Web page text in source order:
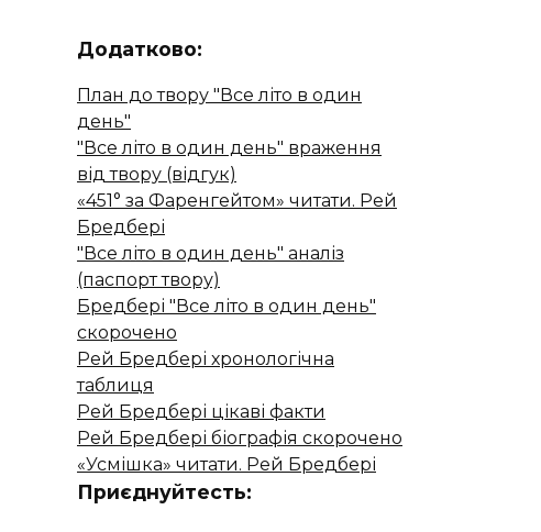
Додатково:
План до твору "Все літо в один
день"
"Все літо в один день" враження
від твору (відгук)
«451° за Фаренгейтом» читати. Рей
Бредбері
"Все літо в один день" аналіз
(паспорт твору)
Бредбері "Все літо в один день"
скорочено
Рей Бредбері хронологічна
таблиця
Рей Бредбері цікаві факти
Рей Бредбері біографія скорочено
«Усмішка» читати. Рей Бредбері
Приєднуйтесть: